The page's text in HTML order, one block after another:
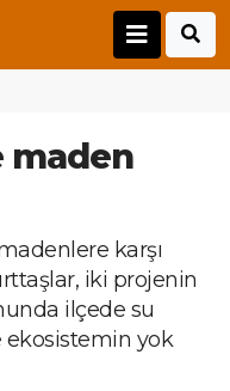
maden
karşı
iki projenin
ilçede su
ekosistemin yok